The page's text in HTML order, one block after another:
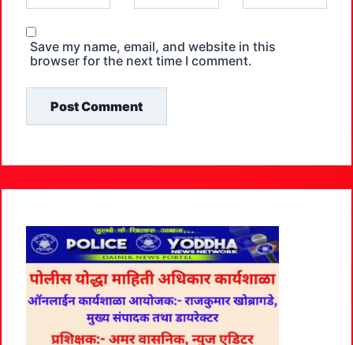
Save my name, email, and website in this
browser for the next time I comment.